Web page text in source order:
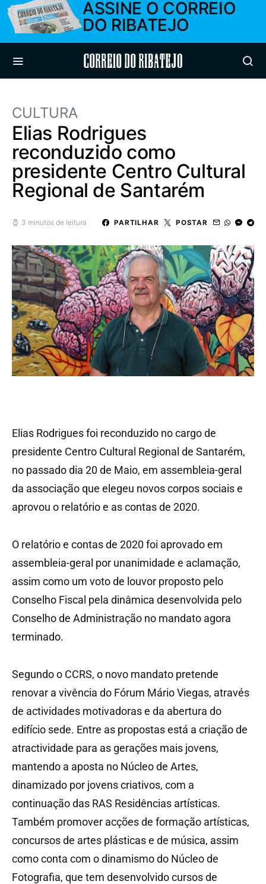
ASSINE O CORREIO
DO RIBATEJO
Correio do Ribatejo
CULTURA
Elias Rodrigues
reconduzido como
presidente Centro Cultural
Regional de Santarém
3 minutos de leitura PARTILHAR POSTAR
Elias Rodrigues foi reconduzido no cargo de
presidente Centro Cultural Regional de Santarém,
no passado dia 20 de Maio, em assembleia-geral
da associação que elegeu novos corpos sociais e
aprovou o relatório e as contas de 2020.
O relatório e contas de 2020 foi aprovado em
assembleia-geral por unanimidade e aclamação,
assim como um voto de louvor proposto pelo
Conselho Fiscal pela dinâmica desenvolvida pelo
Conselho de Administração no mandato agora
terminado.
Segundo o CCRS, o novo mandato pretende
renovar a vivência do Fórum Mário Viegas, através
de actividades motivadoras e da abertura do
edifício sede. Entre as propostas está a criação de
atractividade para as gerações mais jovens,
mantendo a aposta no Núcleo de Artes,
dinamizado por jovens criativos, com a
continuação das RAS Residências artísticas.
Também promover acções de formação artísticas,
concursos de artes plásticas e de música, assim
como conta com o dinamismo do Núcleo de
Fotografia, que tem desenvolvido cursos de